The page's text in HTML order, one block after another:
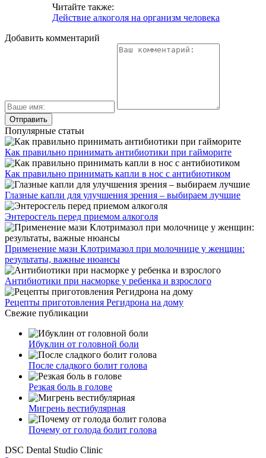
Читайте также:
Действие алкоголя на организм человека
Добавить комментарий
Популярные статьи
Как правильно принимать антибиотики при гайморите
Как правильно принимать капли в нос с антибиотиком
Глазные капли для улучшения зрения – выбираем лучшие
Энтеросгель перед приемом алкоголя
Применение мази Клотримазол при молочнице у женщин:
результаты, важные нюансы
Антибиотики при насморке у ребенка и взрослого
Рецепты приготовления Регидрона на дому
Свежие публикации
Ибуклин от головной боли
После сладкого болит голова
Резкая боль в голове
Мигрень вестибулярная
Почему от голода болит голова
DSC Dental Studio Clinic